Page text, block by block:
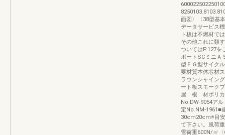
面図〉〈38型基
データサービス
ト板は不燃材で
その他これに類
ついてはP.127を
ポートSCミニＡ
型ＦＧ型サイク
要材質本体芯材
ラウンシャイン
ート板スモーク
屋 根 材ポリカ
No.DW-9054ア
定No.NM-1961■
30cm20cm※目
て下さい。風荷
雪荷重600N/㎡